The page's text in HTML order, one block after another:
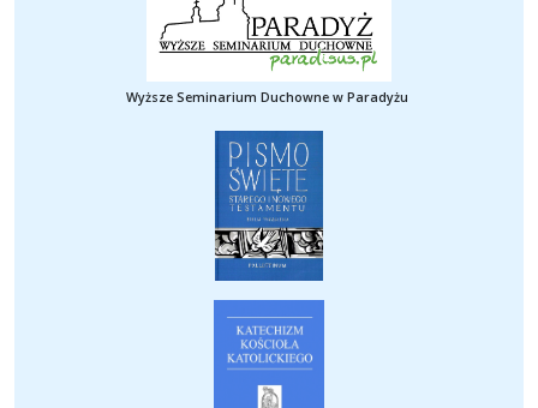
Wyższe Seminarium Duchowne w Paradyżu